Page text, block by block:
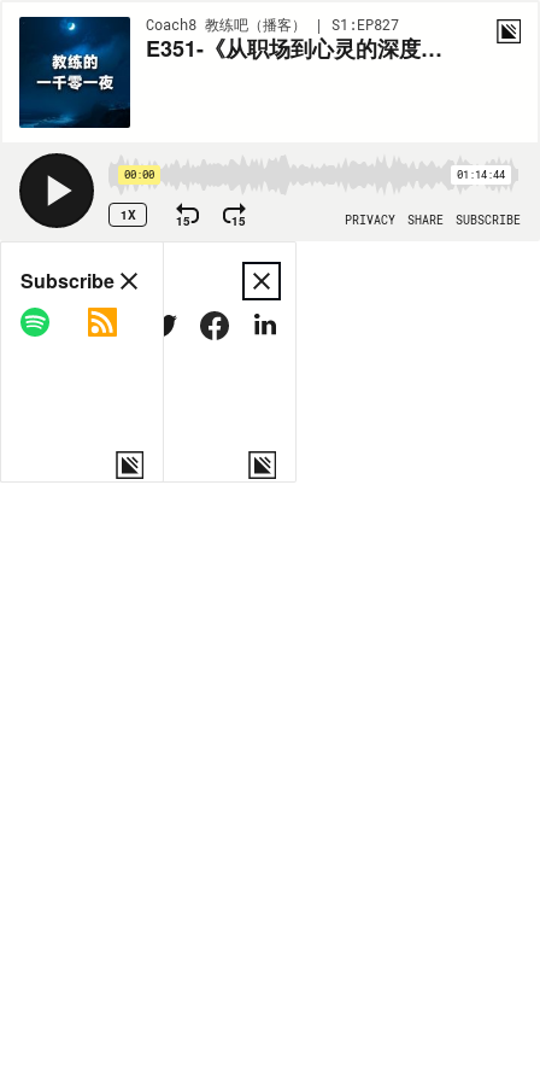
Coach8 教练吧（播客） | S1:EP827
E351-《从职场到心灵的深度探索》听投资人教练不二的教练之旅——教练的一千零一夜
00:00 01:14:44
1X 15 15 PRIVACY SHARE SUBSCRIBE
Share
COPY LINK
MORE OPTIONS
Subscribe